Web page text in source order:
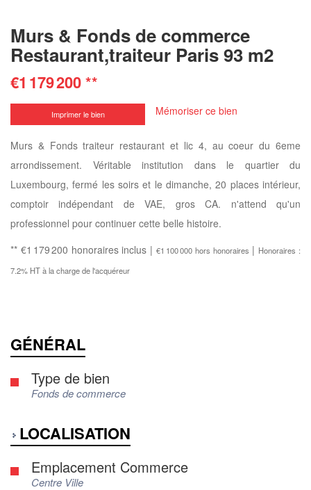
Murs & Fonds de commerce
Restaurant,traiteur Paris 93 m2
€1 179 200**
Imprimer le bien Mémoriser ce bien
Murs & Fonds traiteur restaurant et lic 4, au coeur du 6eme
arrondissement. Véritable institution dans le quartier du
Luxembourg, fermé les soirs et le dimanche, 20 places intérieur,
comptoir indépendant de VAE, gros CA. n'attend qu'un
professionnel pour continuer cette belle histoire.
** €1 179 200 honoraires inclus |€1 100 000 hors honoraires | Honoraires :
7.2% HT à la charge de l'acquéreur
GÉNÉRAL
Type de bien
Fonds de commerce
LOCALISATION
Emplacement Commerce
Centre Ville